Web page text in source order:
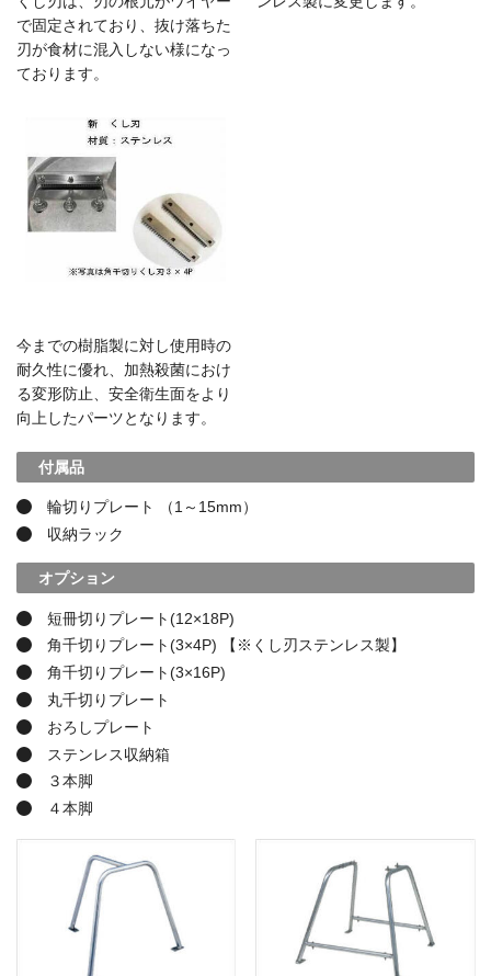
で固定されており、抜け落ちた
刃が食材に混入しない様になっ
ております。
今までの樹脂製に対し使用時の
耐久性に優れ、加熱殺菌におけ
る変形防止、安全衛生面をより
向上したパーツとなります。
付属品
輪切りプレート （1～15mm）
収納ラック
オプション
短冊切りプレート(12×18P)
角千切りプレート(3×4P) 【※くし刃ステンレス製】
角千切りプレート(3×16P)
丸千切りプレート
おろしプレート
ステンレス収納箱
３本脚
４本脚